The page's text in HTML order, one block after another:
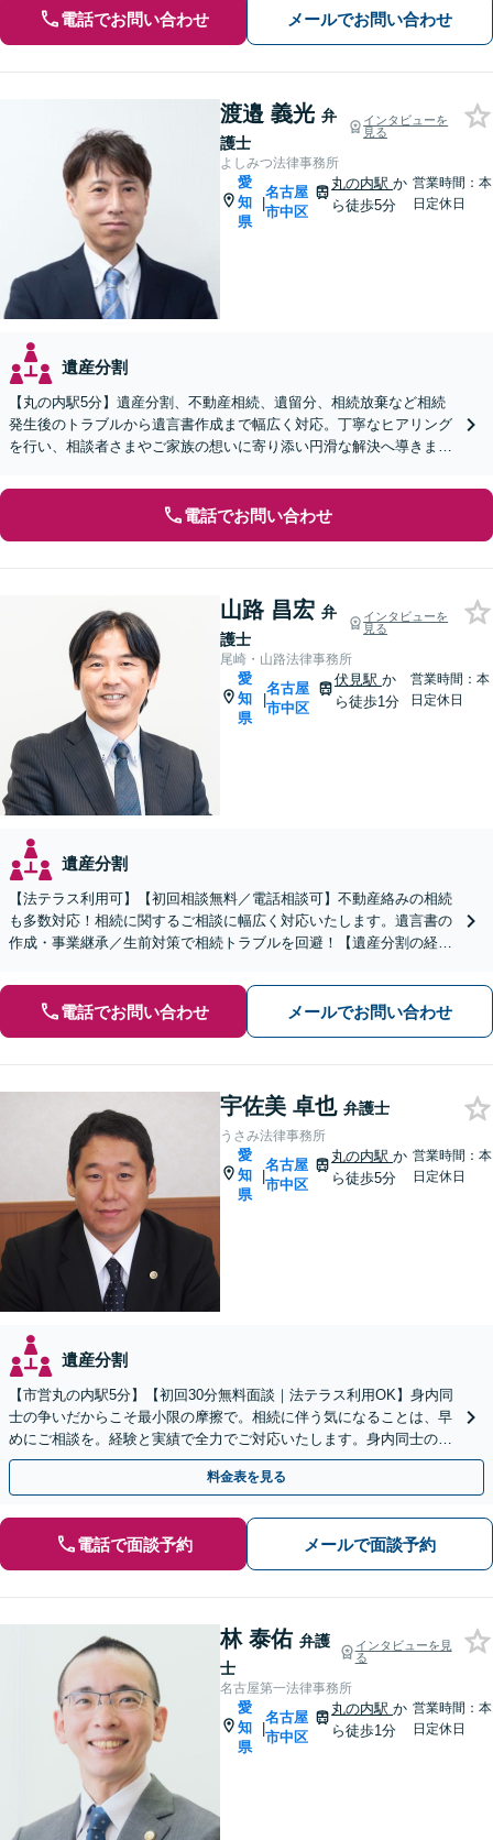
電話でお問い合わせ メールでお問い合わせ
渡邉 義光 弁
護士
インタビューを
見る
よしみつ法律事務所
愛
知
県
|
名古屋
市中区
丸の内駅か
ら徒歩5分
営業時間：本
日定休日
遺産分割
【丸の内駅5分】遺産分割、不動産相続、遺留分、相続放棄など相続
発生後のトラブルから遺言書作成まで幅広く対応。丁寧なヒアリング
を行い、相談者さまやご家族の想いに寄り添い円滑な解決へ導きます
電話でお問い合わせ
山路 昌宏 弁
護士
インタビューを
見る
尾崎・山路法律事務所
愛
知
県
|
名古屋
市中区
伏見駅 か
ら徒歩1分
営業時間：本
日定休日
遺産分割
【法テラス利用可】【初回相談無料／電話相談可】不動産絡みの相続
も多数対応！相続に関するご相談に幅広く対応いたします。遺言書の
作成・事業継承／生前対策で相続トラブルを回避！【遺産分割の経験
電話でお問い合わせ メールでお問い合わせ
宇佐美 卓也 弁護士
うさみ法律事務所
愛
知
県
|
名古屋
市中区
丸の内駅か
ら徒歩5分
営業時間：本
日定休日
遺産分割
【市営丸の内駅5分】【初回30分無料面談｜法テラス利用OK】身内同
士の争いだからこそ最小限の摩擦で。相続に伴う気になることは、早
めにご相談を。経験と実績で全力でご対応いたします。身内同士の争
いだからこそ、それぞれの心に寄り添います。
料金表を見る
電話で面談予約 メールで面談予約
林 泰佑 弁護
士
インタビューを見
る
名古屋第一法律事務所
愛
知
県
|
名古屋
市中区
丸の内駅か
ら徒歩1分
営業時間：本
日定休日